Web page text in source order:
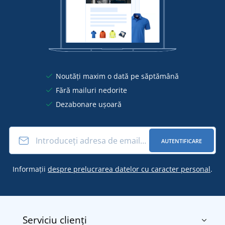
Noutăți maxim o dată pe săptămână
Fără mailuri nedorite
Dezabonare ușoară
AUTENTIFICARE
Informații despre prelucrarea datelor cu caracter personal.
Serviciu clienți